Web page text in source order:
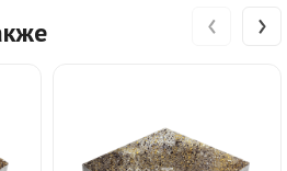
‹ ›